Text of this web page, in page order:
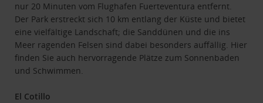
nur 20 Minuten vom Flughafen Fuerteventura entfernt.
Der Park erstreckt sich 10 km entlang der Küste und bietet
eine vielfältige Landschaft; die Sanddünen und die ins
Meer ragenden Felsen sind dabei besonders auffällig. Hier
finden Sie auch hervorragende Plätze zum Sonnenbaden
und Schwimmen.
El Cotillo